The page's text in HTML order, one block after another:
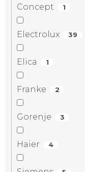
Concept 1
Electrolux 39
Elica 1
Franke 2
Gorenje 3
Haier 4